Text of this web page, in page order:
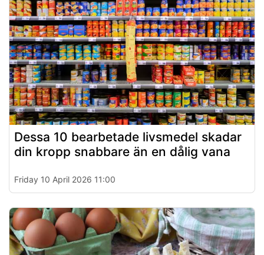
Dessa 10 bearbetade livsmedel skadar
din kropp snabbare än en dålig vana
Friday 10 April 2026 11:00